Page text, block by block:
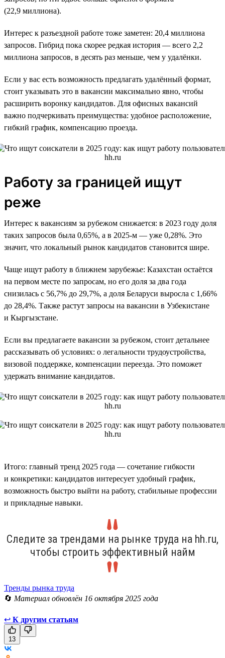
(22,9 миллиона).
Интерес к разъездной работе тоже заметен: 20,4 миллиона
запросов. Гибрид пока скорее редкая история — всего 2,2
миллиона запросов, в десять раз меньше, чем у удалёнки.
Если у вас есть возможность предлагать удалённый формат,
стоит указывать это в вакансии максимально явно, чтобы
расширить воронку кандидатов. Для офисных вакансий
важно подчеркивать преимущества: удобное расположение,
гибкий график, компенсацию проезда.
Работу за границей ищут
реже
Интерес к вакансиям за рубежом снижается: в 2023 году доля
таких запросов была 0,65%, а в 2025-м — уже 0,28%. Это
значит, что локальный рынок кандидатов становится шире.
Чаще ищут работу в ближнем зарубежье: Казахстан остаётся
на первом месте по запросам, но его доля за два года
снизилась с 56,7% до 29,7%, а доля Беларуси выросла с 1,66%
до 28,4%. Также растут запросы на вакансии в Узбекистане
и Кыргызстане.
Если вы предлагаете вакансии за рубежом, стоит детальнее
рассказывать об условиях: о легальности трудоустройства,
визовой поддержке, компенсации переезда. Это поможет
удержать внимание кандидатов.
Итого: главный тренд 2025 года — сочетание гибкости
и конкретики: кандидатов интересует удобный график,
возможность быстро выйти на работу, стабильные профессии
и прикладные навыки.
Следите за трендами на рынке труда на hh.ru,
чтобы строить эффективный найм
Тренды рынка труда
🔄 Материал обновлён 16 октября 2025 года
↩ К другим статьям
13